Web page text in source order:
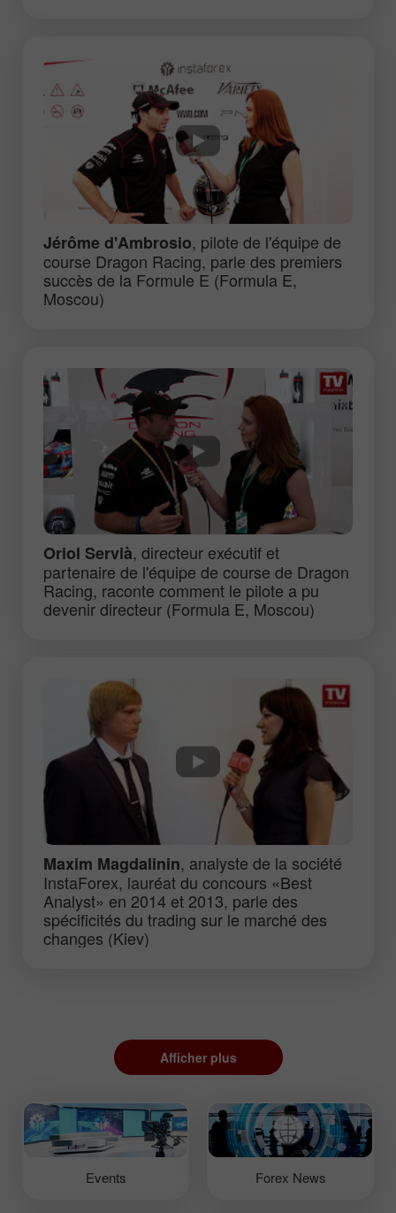
Jérôme d'Ambrosio, pilote de l'équipe de
course Dragon Racing, parle des premiers
succès de la Formule E (Formula E,
Moscou)
Oriol Servià, directeur exécutif et
partenaire de l'équipe de course de Dragon
Racing, raconte comment le pilote a pu
devenir directeur (Formula E, Moscou)
Maxim Magdalinin, analyste de la société
InstaForex, lauréat du concours «Best
Analyst» en 2014 et 2013, parle des
spécificités du trading sur le marché des
changes (Kiev)
Afficher plus
Events Forex News